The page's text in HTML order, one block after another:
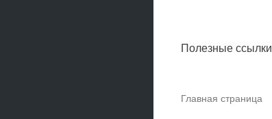
Полезные ссылки
Главная страница